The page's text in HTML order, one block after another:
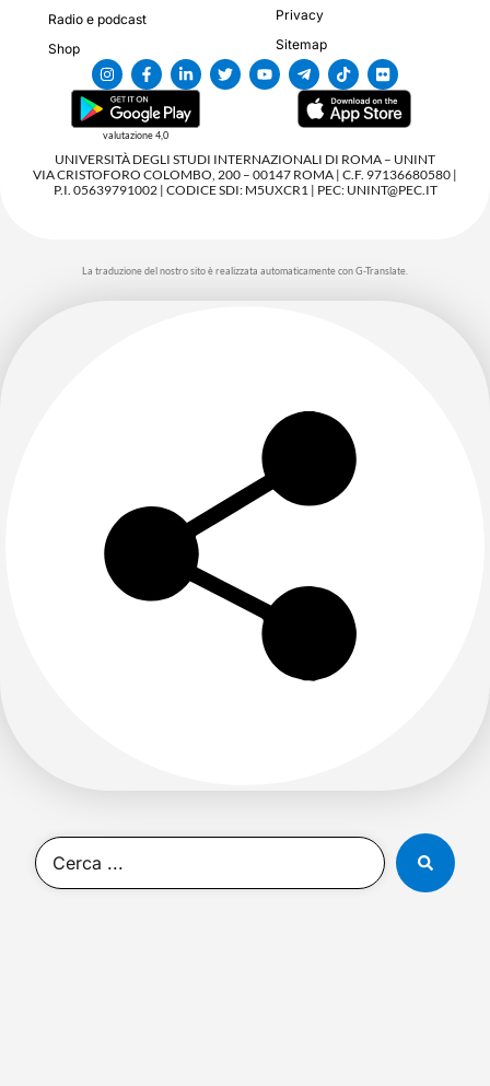
Radio e podcast
Shop
Privacy
Sitemap
valutazione 4,0
UNIVERSITÀ DEGLI STUDI INTERNAZIONALI DI ROMA – UNINT
VIA CRISTOFORO COLOMBO, 200 – 00147 ROMA | C.F. 97136680580 |
P.I. 05639791002 | CODICE SDI: M5UXCR1 | PEC: UNINT@PEC.IT
La traduzione del nostro sito è realizzata automaticamente con G-Translate.